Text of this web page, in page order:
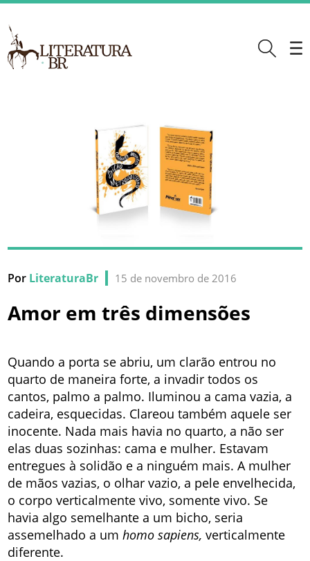
Por LiteraturaBr 15 de novembro de 2016
Amor em três dimensões
Quando a porta se abriu, um clarão entrou no
quarto de maneira forte, a invadir todos os
cantos, palmo a palmo. Iluminou a cama vazia, a
cadeira, esquecidas. Clareou também aquele ser
inocente. Nada mais havia no quarto, a não ser
elas duas sozinhas: cama e mulher. Estavam
entregues à solidão e a ninguém mais. A mulher
de mãos vazias, o olhar vazio, a pele envelhecida,
o corpo verticalmente vivo, somente vivo. Se
havia algo semelhante a um bicho, seria
assemelhado a umhomo sapiens,verticalmente
diferente.